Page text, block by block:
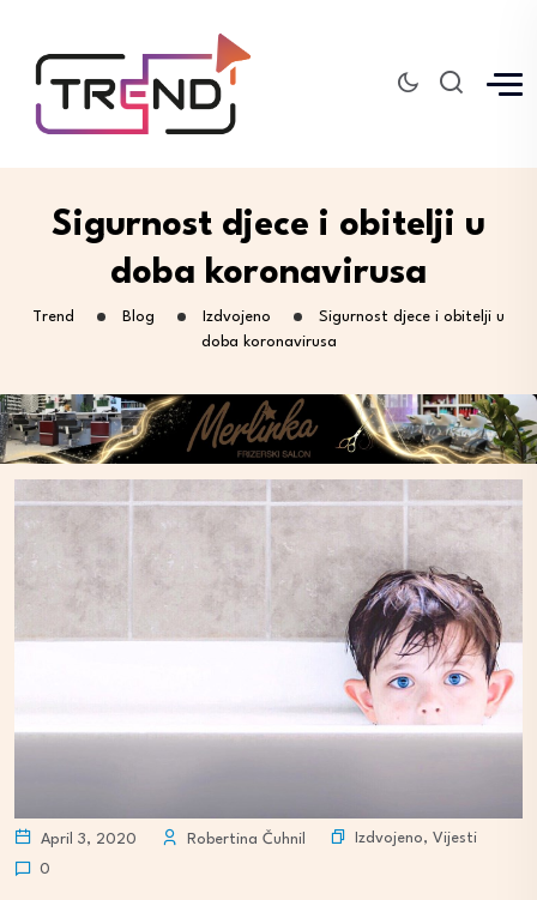
Sigurnost djece i obitelji u
doba koronavirusa
Trend Blog Izdvojeno
Sigurnost djece i obitelji u
doba koronavirusa
April 3, 2020 Robertina Čuhnil Izdvojeno, Vijesti
0